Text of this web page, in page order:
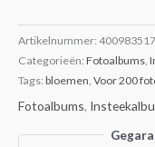
Artikelnummer:
Categorieën: Fotoalbums
Tags: bloemen Voor 200
Fotoalbums,